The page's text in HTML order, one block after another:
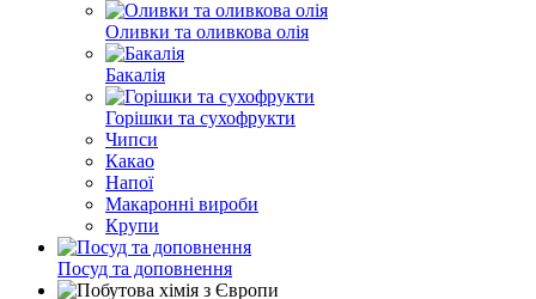
Оливки та оливкова олія
Бакалія
Горішки та сухофрукти
Чипси
Какао
Напої
Макаронні вироби
Крупи
Посуд та доповнення